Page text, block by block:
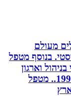
בנוסף מטפל
וארגון
ניסיון טיפולי משנת 1996.. מטפל